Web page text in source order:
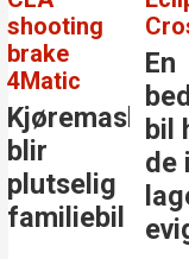
shooting
brake
4Matic
blir
plutselig
familiebil
En
bil
de